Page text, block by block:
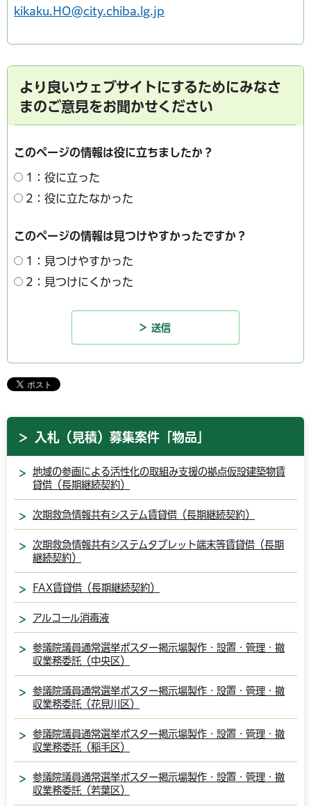
kikaku.HO@city.chiba.lg.jp
より良いウェブサイトにするためにみなさ
まのご意見をお聞かせください
このページの情報は役に立ちましたか？
1：役に立った
2：役に立たなかった
このページの情報は見つけやすかったですか？
1：見つけやすかった
2：見つけにくかった
入札（見積）募集案件「物品」
地域の参画による活性化の取組み支援の拠点仮設建築物賃
貸借（長期継続契約）
次期救急情報共有システム賃貸借（長期継続契約）
次期救急情報共有システムタブレット端末等賃貸借（長期
継続契約）
FAX賃貸借（長期継続契約）
アルコール消毒液
参議院議員通常選挙ポスター掲示場製作・設置・管理・撤
収業務委託（中央区）
参議院議員通常選挙ポスター掲示場製作・設置・管理・撤
収業務委託（花見川区）
参議院議員通常選挙ポスター掲示場製作・設置・管理・撤
収業務委託（稲毛区）
参議院議員通常選挙ポスター掲示場製作・設置・管理・撤
収業務委託（若葉区）